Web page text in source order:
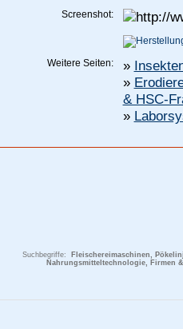
Screenshot:
Weitere Seiten: »
»
& HSC-
»
Suchbegriffe:
Fleischereimaschinen,
Nahrungsmitteltechnologie, Firmen